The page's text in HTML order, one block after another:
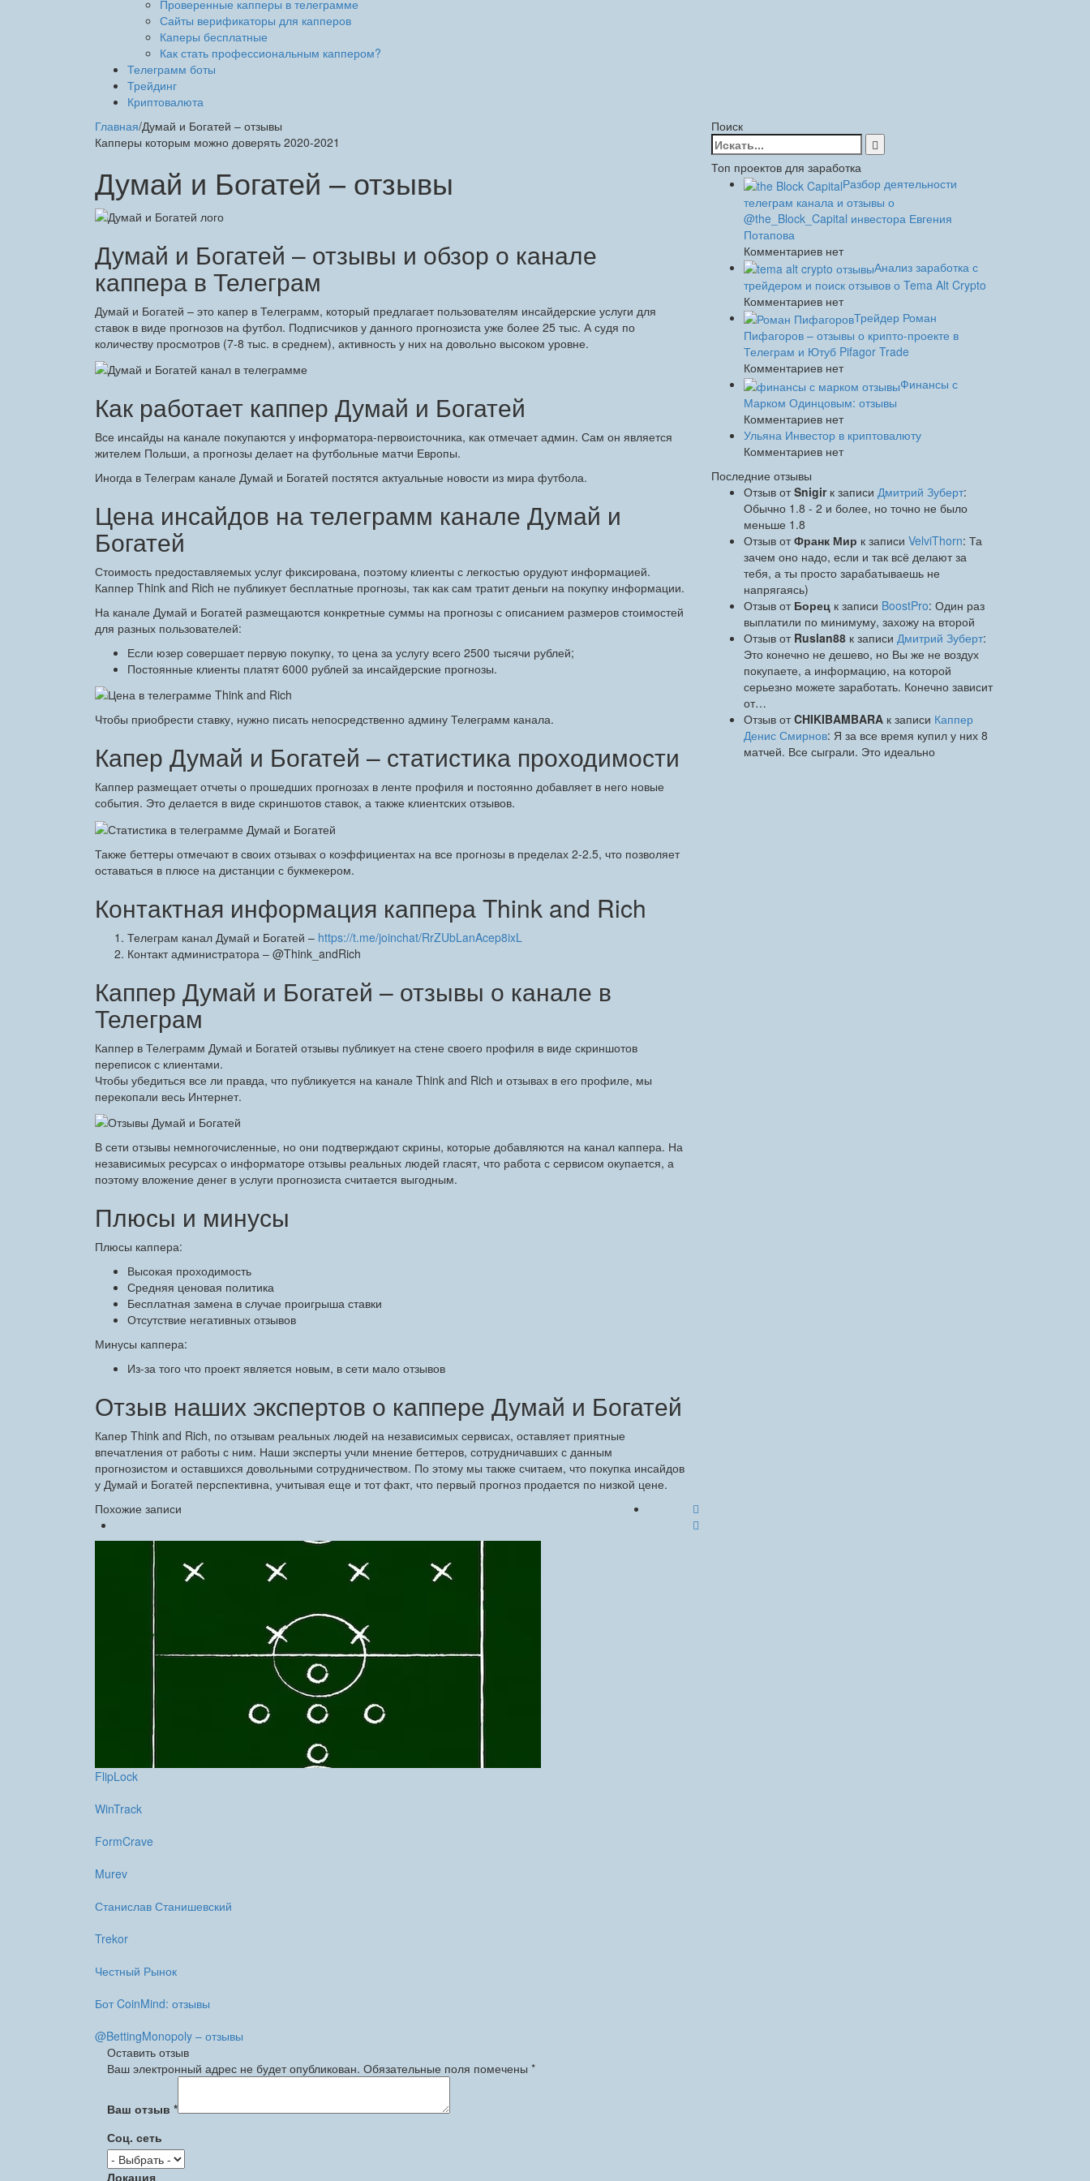
Проверенные капперы в телеграмме
Сайты верификаторы для капперов
Каперы бесплатные
Как стать профессиональным каппером?
Телеграмм боты
Трейдинг
Криптовалюта
Главная/Думай и Богатей – отзывы
Капперы которым можно доверять 2020-2021
Думай и Богатей – отзывы
Думай и Богатей – отзывы и обзор о канале
каппера в Телеграм
Думай и Богатей – это капер в Телеграмм, который предлагает пользователям инсайдерские услуги для
ставок в виде прогнозов на футбол. Подписчиков у данного прогнозиста уже более 25 тыс. А судя по
количеству просмотров (7-8 тыс. в среднем), активность у них на довольно высоком уровне.
Как работает каппер Думай и Богатей
Все инсайды на канале покупаются у информатора-первоисточника, как отмечает админ. Сам он является
жителем Польши, а прогнозы делает на футбольные матчи Европы.
Иногда в Телеграм канале Думай и Богатей постятся актуальные новости из мира футбола.
Цена инсайдов на телеграмм канале Думай и
Богатей
Стоимость предоставляемых услуг фиксирована, поэтому клиенты с легкостью орудуют информацией.
Каппер Think and Rich не публикует бесплатные прогнозы, так как сам тратит деньги на покупку информации.
На канале Думай и Богатей размещаются конкретные суммы на прогнозы с описанием размеров стоимостей
для разных пользователей:
Если юзер совершает первую покупку, то цена за услугу всего 2500 тысячи рублей;
Постоянные клиенты платят 6000 рублей за инсайдерские прогнозы.
Чтобы приобрести ставку, нужно писать непосредственно админу Телеграмм канала.
Капер Думай и Богатей – статистика проходимости
Каппер размещает отчеты о прошедших прогнозах в ленте профиля и постоянно добавляет в него новые
события. Это делается в виде скриншотов ставок, а также клиентских отзывов.
Также беттеры отмечают в своих отзывах о коэффициентах на все прогнозы в пределах 2-2.5, что позволяет
оставаться в плюсе на дистанции с букмекером.
Контактная информация каппера Think and Rich
Телеграм канал Думай и Богатей – https://t.me/joinchat/RrZUbLanAcep8ixL
Контакт администратора – @Think_andRich
Каппер Думай и Богатей – отзывы о канале в
Телеграм
Каппер в Телеграмм Думай и Богатей отзывы публикует на стене своего профиля в виде скриншотов
переписок с клиентами.
Чтобы убедиться все ли правда, что публикуется на канале Think and Rich и отзывах в его профиле, мы
перекопали весь Интернет.
В сети отзывы немногочисленные, но они подтверждают скрины, которые добавляются на канал каппера. На
независимых ресурсах о информаторе отзывы реальных людей гласят, что работа с сервисом окупается, а
поэтому вложение денег в услуги прогнозиста считается выгодным.
Плюсы и минусы
Плюсы каппера:
Высокая проходимость
Средняя ценовая политика
Бесплатная замена в случае проигрыша ставки
Отсутствие негативных отзывов
Минусы каппера:
Из-за того что проект является новым, в сети мало отзывов
Отзыв наших экспертов о каппере Думай и Богатей
Капер Think and Rich, по отзывам реальных людей на независимых сервисах, оставляет приятные
впечатления от работы с ним. Наши эксперты учли мнение беттеров, сотрудничавших с данным
прогнозистом и оставшихся довольными сотрудничеством. По этому мы также считаем, что покупка инсайдов
у Думай и Богатей перспективна, учитывая еще и тот факт, что первый прогноз продается по низкой цене.
Похожие записи
FlipLock
WinTrack
FormCrave
Murev
Станислав Станишевский
Trekor
Честный Рынок
Бот CoinMind: отзывы
@BettingMonopoly – отзывы
Поиск
Найти:
Топ проектов для заработка
Разбор деятельности
телеграм канала и отзывы о
@the_Block_Capital инвестора Евгения
Потапова
Комментариев нет
Анализ заработка с
трейдером и поиск отзывов о Tema Alt Crypto
Комментариев нет
Трейдер Роман
Пифагоров – отзывы о крипто-проекте в
Телеграм и Ютуб Pifagor Trade
Комментариев нет
Финансы с
Марком Одинцовым: отзывы
Комментариев нет
Ульяна Инвестор в криптовалюту
Комментариев нет
Последние отзывы
Отзыв отSnigirк записи Дмитрий Зуберт:
Обычно 1.8 - 2 и более, но точно не было
меньше 1.8
Отзыв отФранк Мир к записи VelviThorn: Та
зачем оно надо, если и так всё делают за
тебя, а ты просто зарабатываешь не
напрягаясь)
Отзыв от Борец к записи BoostPro: Один раз
выплатили по минимуму, захожу на второй
Отзыв от Ruslan88 к записи Дмитрий Зуберт:
Это конечно не дешево, но Вы же не воздух
покупаете, а информацию, на которой
серьезно можете заработать. Конечно зависит
от…
Отзыв отCHIKIBAMBARA к записи Каппер
Денис Смирнов: Я за все время купил у них 8
матчей. Все сыграли. Это идеально
Оставить отзыв
Ваш электронный адрес не будет опубликован. Обязательные поля помечены *
Ваш отзыв *
Соц. сеть
Локация